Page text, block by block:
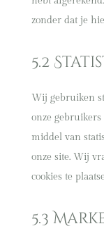
zonder dat je
5.2
Wij gebruiken
onze
middel van
onze site. Wij
cookies te
5.3